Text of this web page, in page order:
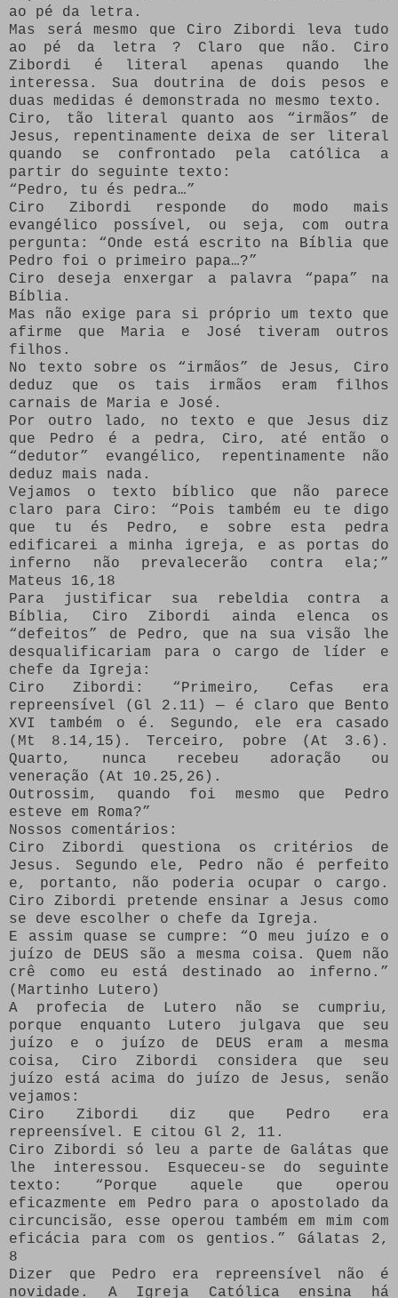
ao pé da letra.
Mas será mesmo que Ciro Zibordi leva tudo
ao pé da letra ? Claro que não. Ciro
Zibordi é literal apenas quando lhe
interessa. Sua doutrina de dois pesos e
duas medidas é demonstrada no mesmo texto.
Ciro, tão literal quanto aos “irmãos” de
Jesus, repentinamente deixa de ser literal
quando se confrontado pela católica a
partir do seguinte texto:
“Pedro, tu és pedra…”
Ciro Zibordi responde do modo mais
evangélico possível, ou seja, com outra
pergunta: “Onde está escrito na Bíblia que
Pedro foi o primeiro papa…?”
Ciro deseja enxergar a palavra “papa” na
Bíblia.
Mas não exige para si próprio um texto que
afirme que Maria e José tiveram outros
filhos.
No texto sobre os “irmãos” de Jesus, Ciro
deduz que os tais irmãos eram filhos
carnais de Maria e José.
Por outro lado, no texto e que Jesus diz
que Pedro é a pedra, Ciro, até então o
“dedutor” evangélico, repentinamente não
deduz mais nada.
Vejamos o texto bíblico que não parece
claro para Ciro: “Pois também eu te digo
que tu és Pedro, e sobre esta pedra
edificarei a minha igreja, e as portas do
inferno não prevalecerão contra ela;”
Mateus 16,18
Para justificar sua rebeldia contra a
Bíblia, Ciro Zibordi ainda elenca os
“defeitos” de Pedro, que na sua visão lhe
desqualificariam para o cargo de líder e
chefe da Igreja:
Ciro Zibordi: “Primeiro, Cefas era
repreensível (Gl 2.11) — é claro que Bento
XVI também o é. Segundo, ele era casado
(Mt 8.14,15). Terceiro, pobre (At 3.6).
Quarto, nunca recebeu adoração ou
veneração (At 10.25,26).
Outrossim, quando foi mesmo que Pedro
esteve em Roma?”
Nossos comentários:
Ciro Zibordi questiona os critérios de
Jesus. Segundo ele, Pedro não é perfeito
e, portanto, não poderia ocupar o cargo.
Ciro Zibordi pretende ensinar a Jesus como
se deve escolher o chefe da Igreja.
E assim quase se cumpre: “O meu juízo e o
juízo de DEUS são a mesma coisa. Quem não
crê como eu está destinado ao inferno.”
(Martinho Lutero)
A profecia de Lutero não se cumpriu,
porque enquanto Lutero julgava que seu
juízo e o juízo de DEUS eram a mesma
coisa, Ciro Zibordi considera que seu
juízo está acima do juízo de Jesus, senão
vejamos:
Ciro Zibordi diz que Pedro era
repreensível. E citou Gl 2, 11.
Ciro Zibordi só leu a parte de Galátas que
lhe interessou. Esqueceu-se do seguinte
texto: “Porque aquele que operou
eficazmente em Pedro para o apostolado da
circuncisão, esse operou também em mim com
eficácia para com os gentios.” Gálatas 2,
8
Dizer que Pedro era repreensível não é
novidade. A Igreja Católica ensina há